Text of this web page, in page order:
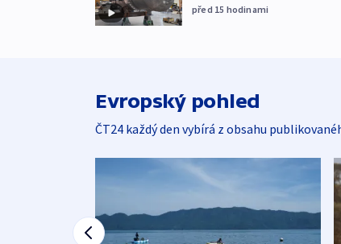
před 15 hodinami
Evropský pohled
ČT24 každý den vybírá z obsahu